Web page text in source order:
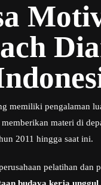
memiliki pengalaman
materi di
2011 hingga saat ini.
pelatihan dan